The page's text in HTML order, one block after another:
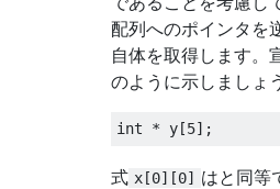
配列へのポインタを
自体を取得します。
のように示しましょ
int * y[5];
式 x[0][0] はと同等